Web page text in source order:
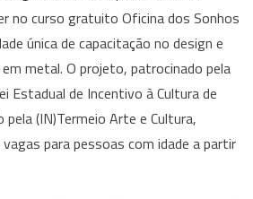
alunos
e
os
candidatos
podem
se
no curso gratuito Oficina dos Sonhos
única de capacitação no design e
metal. O projeto, patrocinado pela
Estadual de Incentivo à Cultura de
pela (IN)Termeio Arte e Cultura,
para pessoas com idade a partir